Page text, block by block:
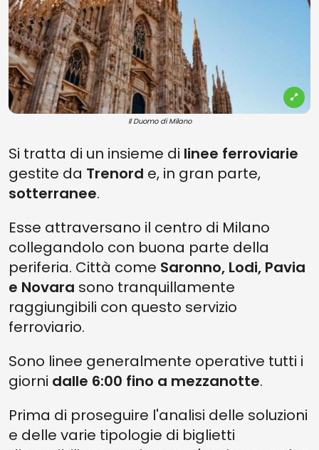
Il Duomo di Milano
Si tratta di un insieme di linee ferroviarie
gestite da Trenord e, in gran parte,
sotterranee.
Esse attraversano il centro di Milano
collegandolo con buona parte della
periferia. Città come Saronno, Lodi, Pavia
e Novara sono tranquillamente
raggiungibili con questo servizio
ferroviario.
Sono linee generalmente operative tutti i
giorni dalle 6:00 fino a mezzanotte.
Prima di proseguire l'analisi delle soluzioni
e delle varie tipologie di biglietti